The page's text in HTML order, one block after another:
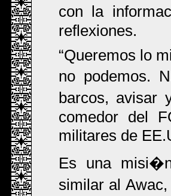
con la
reflexiones.
Queremos lo
no podemos.
barcos, avisar
comedor del
militares de
Es una
similar al